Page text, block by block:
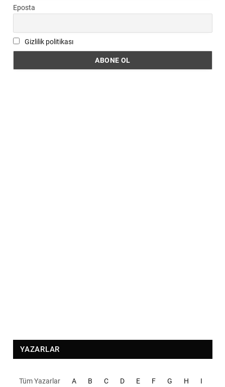
Eposta
Gizlilik politikası
YAZARLAR
Tüm Yazarlar A B C D E F G H I